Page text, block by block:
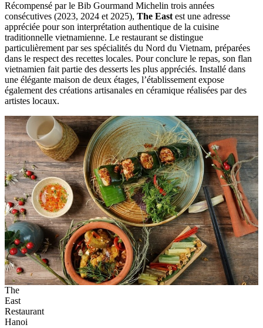
Récompensé par le Bib Gourmand Michelin trois années
consécutives (2023, 2024 et 2025), The East est une adresse
appréciée pour son interprétation authentique de la cuisine
traditionnelle vietnamienne. Le restaurant se distingue
particulièrement par ses spécialités du Nord du Vietnam, préparées
dans le respect des recettes locales. Pour conclure le repas, son flan
vietnamien fait partie des desserts les plus appréciés. Installé dans
une élégante maison de deux étages, l’établissement expose
également des créations artisanales en céramique réalisées par des
artistes locaux.
The
East
Restaurant
Hanoi